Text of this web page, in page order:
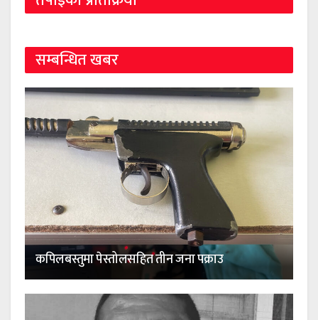
सम्बन्धित खबर
कपिलबस्तुमा पेस्तोलसहित तीन जना पक्राउ